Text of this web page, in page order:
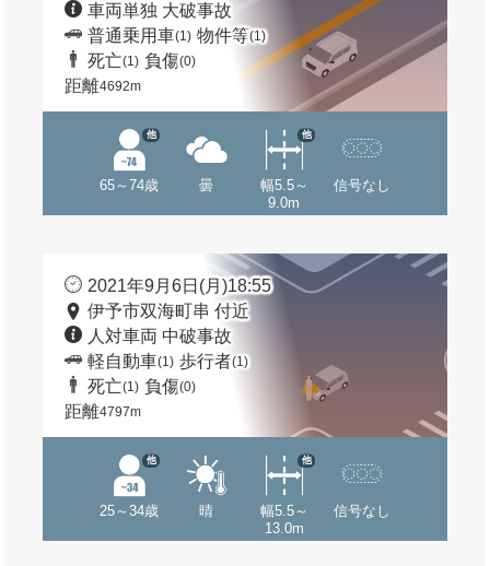
車両単独 大破事故
普通乗用車(1) 物件等(1)
死亡(1) 負傷(0)
距離4692m
65～74歳
他
曇
幅5.5～
9.0m
他
信号なし
2021年9月6日(月)18:55
伊予市双海町串 付近
人対車両 中破事故
軽自動車(1) 歩行者(1)
死亡(1) 負傷(0)
距離4797m
25～34歳
他
晴
幅5.5～
13.0m
他
信号なし